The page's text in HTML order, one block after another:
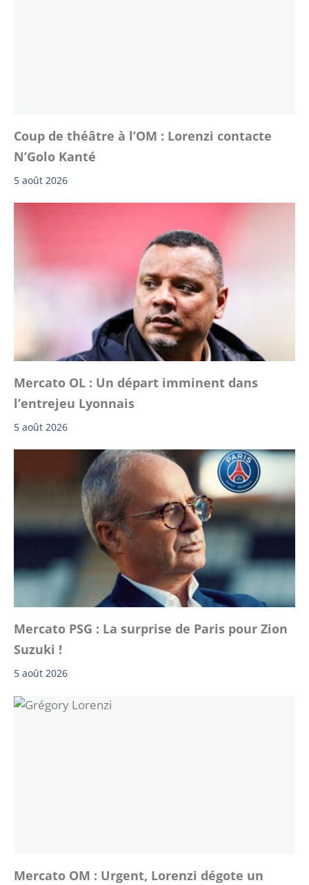
Coup de théâtre à l’OM : Lorenzi contacte
N’Golo Kanté
5 août 2026
Mercato OL : Un départ imminent dans
l’entrejeu Lyonnais
5 août 2026
Mercato PSG : La surprise de Paris pour Zion
Suzuki !
5 août 2026
Mercato OM : Urgent, Lorenzi dégote un